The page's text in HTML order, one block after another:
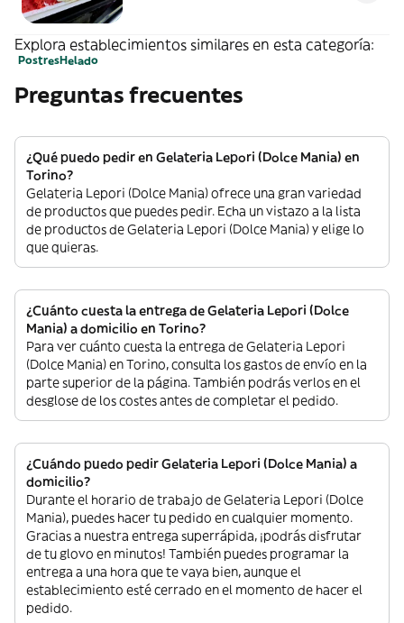
Explora establecimientos similares en esta categoría:
PostresHelado
Preguntas frecuentes
¿Qué puedo pedir en Gelateria Lepori (Dolce Mania) en
Torino?
Gelateria Lepori (Dolce Mania) ofrece una gran variedad
de productos que puedes pedir. Echa un vistazo a la lista
de productos de Gelateria Lepori (Dolce Mania) y elige lo
que quieras.
¿Cuánto cuesta la entrega de Gelateria Lepori (Dolce
Mania) a domicilio en Torino?
Para ver cuánto cuesta la entrega de Gelateria Lepori
(Dolce Mania) en Torino, consulta los gastos de envío en la
parte superior de la página. También podrás verlos en el
desglose de los costes antes de completar el pedido.
¿Cuándo puedo pedir Gelateria Lepori (Dolce Mania) a
domicilio?
Durante el horario de trabajo de Gelateria Lepori (Dolce
Mania), puedes hacer tu pedido en cualquier momento.
Gracias a nuestra entrega superrápida, ¡podrás disfrutar
de tu glovo en minutos! También puedes programar la
entrega a una hora que te vaya bien, aunque el
establecimiento esté cerrado en el momento de hacer el
pedido.